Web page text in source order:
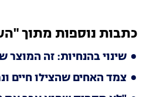
כתבות נוספות מתוך
שינוי בהנחיות: זה המוצר
צמד האחים שהצילו חיים